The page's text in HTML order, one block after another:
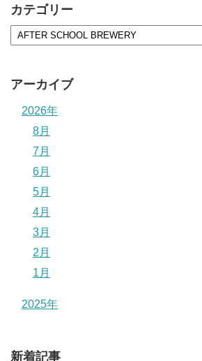
カテゴリー
アーカイブ
2026年
8月
7月
6月
5月
4月
3月
2月
1月
2025年
新着記事